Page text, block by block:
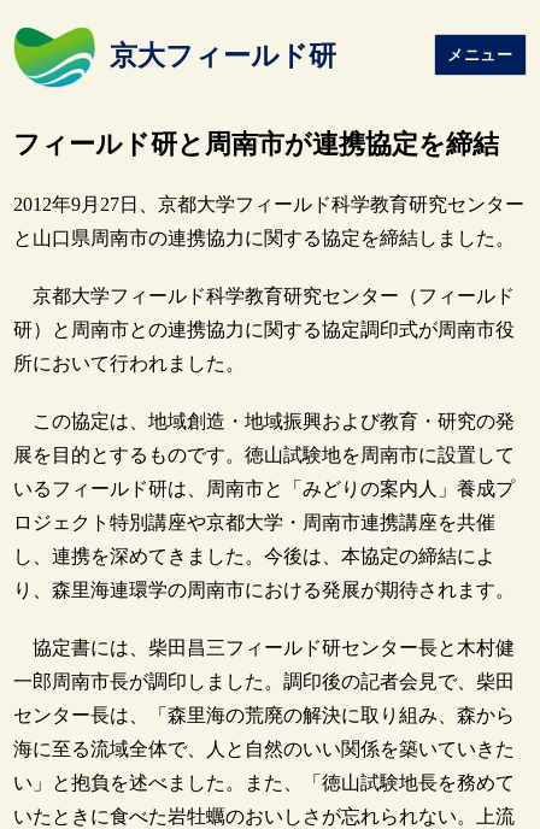
京大フィールド研 メニュー
フィールド研と周南市が連携協定を締結
2012年9月27日、京都大学フィールド科学教育研究センター
と山口県周南市の連携協力に関する協定を締結しました。
京都大学フィールド科学教育研究センター（フィールド
研）と周南市との連携協力に関する協定調印式が周南市役
所において行われました。
この協定は、地域創造・地域振興および教育・研究の発
展を目的とするものです。徳山試験地を周南市に設置して
いるフィールド研は、周南市と「みどりの案内人」養成プ
ロジェクト特別講座や京都大学・周南市連携講座を共催
し、連携を深めてきました。今後は、本協定の締結によ
り、森里海連環学の周南市における発展が期待されます。
協定書には、柴田昌三フィールド研センター長と木村健
一郎周南市長が調印しました。調印後の記者会見で、柴田
センター長は、「森里海の荒廃の解決に取り組み、森から
海に至る流域全体で、人と自然のいい関係を築いていきた
い」と抱負を述べました。また、「徳山試験地長を務めて
いたときに食べた岩牡蠣のおいしさが忘れられない。上流